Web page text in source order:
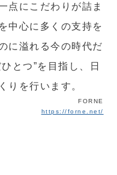
点にこだわりが詰ま
中心に多くの支持を
に溢れる今の時代だ
とつ”を目指し、日
りを行います。
FORNE
https://forne.net/